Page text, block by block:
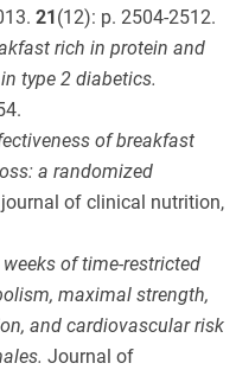
21(12): p. 2504-2512.
rich in protein and
type 2 diabetics.
of breakfast
a randomized
of clinical nutrition,
of time-restricted
maximal strength,
and cardiovascular risk
Journal of